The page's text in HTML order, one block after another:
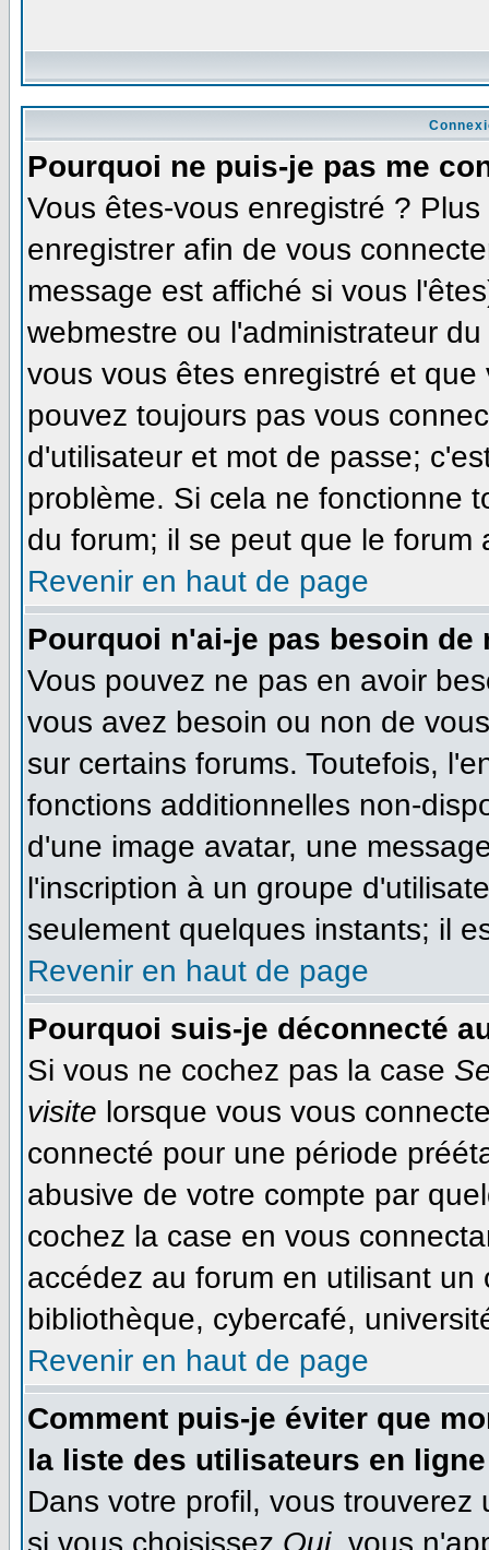
Pourquoi ne puis-je pas me
Vous êtes-vous enregistré ?
enregistrer afin de vous
message est affiché si vous
webmestre ou l'administrateur
vous vous êtes enregistré et
pouvez toujours pas vous
d'utilisateur et mot de passe;
problème. Si cela ne fonctionne
du forum; il se peut que le forum
Revenir en haut de page
Pourquoi n'ai-je pas besoin de
Vous pouvez ne pas en avoir
vous avez besoin ou non de
sur certains forums. Toutefois,
fonctions additionnelles non-
d'une image avatar, une
l'inscription à un groupe
seulement quelques instants; il
Revenir en haut de page
Pourquoi suis-je déconnecté
Si vous ne cochez pas la case
visite lorsque vous vous
connecté pour une période
abusive de votre compte par
cochez la case en vous
accédez au forum en utilisant
bibliothèque, cybercafé,
Revenir en haut de page
Comment puis-je éviter que
la liste des utilisateurs en
Dans votre profil, vous
si vous choisissez Oui, vous